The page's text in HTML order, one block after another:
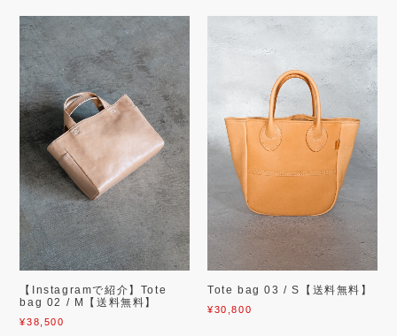
【Instagramで紹介】Tote
bag 02 / M【送料無料】
¥38,500
Tote bag 03 / S【送料無料】
¥30,800